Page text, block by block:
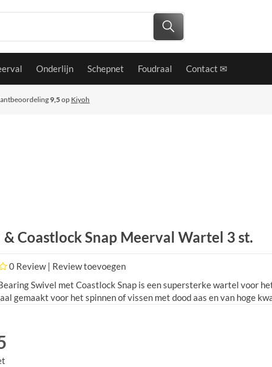
Onderlijn Schepnet Foudraal Contact ✉
9,5op Kiyoh
Coastlock Snap Meerval Wartel 3 st.
0Review | Review toevoegen
Swivel met Coastlock Snap is een supersterke wartel voor
gemaakt voor het spinnen of vissen met dood aas en van hoge